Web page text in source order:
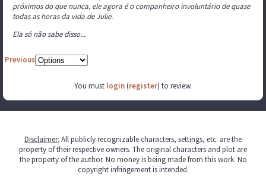
próximos do que nunca, ele agora é o companheiro involuntário de quase
todas as horas da vida de Julie.
Ela só não sabe disso...
Previous
You must login (register) to review.
Disclaimer:All publicly recognizable characters, settings, etc. are the
property of their respective owners. The original characters and plot are
the property of the author. No money is being made from this work. No
copyright infringement is intended.